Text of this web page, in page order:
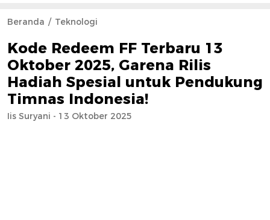
Beranda Teknologi
Kode Redeem FF Terbaru 13
Oktober 2025, Garena Rilis
Hadiah Spesial untuk Pendukung
Timnas Indonesia!
Iis Suryani - 13 Oktober 2025